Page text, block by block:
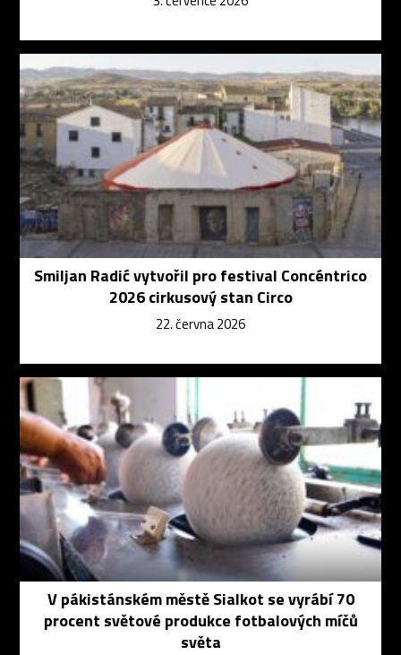
Smiljan Radić vytvořil pro festival Concéntrico
2026 cirkusový stan Circo
22. června 2026
V pákistánském městě Sialkot se vyrábí 70
procent světové produkce fotbalových míčů
světa